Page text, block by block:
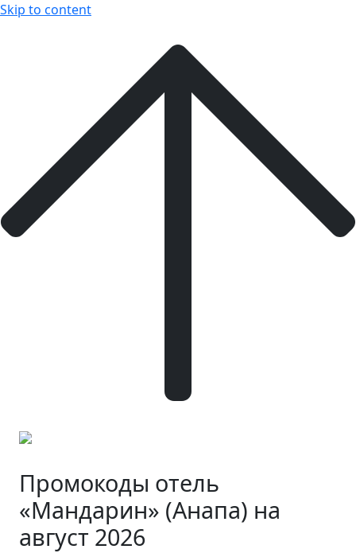
Skip to content
Промокоды отель
«Мандарин» (Анапа) на
август 2026